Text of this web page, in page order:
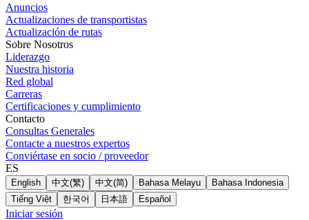
Anuncios
Actualizaciones de transportistas
Actualización de rutas
Sobre Nosotros
Liderazgo
Nuestra historia
Red global
Carreras
Certificaciones y cumplimiento
Contacto
Consultas Generales
Contacte a nuestros expertos
Conviértase en socio / proveedor
ES
English 中文(繁) 中文(简) Bahasa Melayu
Bahasa Indonesia
Tiếng Việt
한국어 日本語 Español
Iniciar sesión